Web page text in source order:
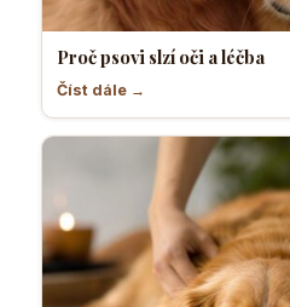
Proč psovi slzí oči a léčba
Číst dále →